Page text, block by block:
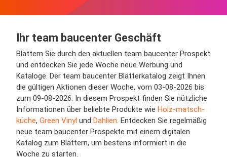
Ihr team baucenter Geschäft
Blättern Sie durch den aktuellen team baucenter Prospekt
und entdecken Sie jede Woche neue Werbung und
Kataloge. Der team baucenter Blätterkatalog zeigt Ihnen
die gültigen Aktionen dieser Woche, vom 03-08-2026 bis
zum 09-08-2026. In diesem Prospekt finden Sie nützliche
Informationen über beliebte Produkte wie Holz-matsch-
küche, Green Vinyl und Dahlien. Entdecken Sie regelmäßig
neue team baucenter Prospekte mit einem digitalen
Katalog zum Blättern, um bestens informiert in die
Woche zu starten.